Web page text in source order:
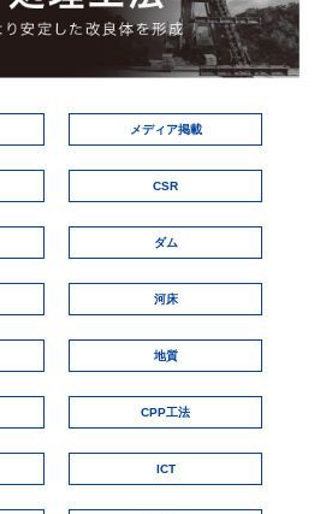
メディア掲載
CSR
ダム
河床
地質
CPP工法
ICT